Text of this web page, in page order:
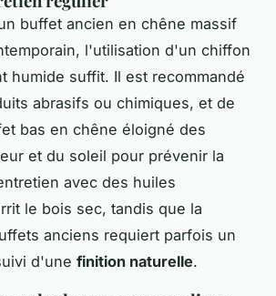
buffet ancien en chêne massif
l'utilisation d'un chiffon
humide suffit. Il est recommandé
abrasifs ou chimiques, et de
bas en chêne éloigné des
et du soleil pour prévenir la
avec des huiles
le bois sec, tandis que la
anciens requiert parfois un
d'une finition naturelle.